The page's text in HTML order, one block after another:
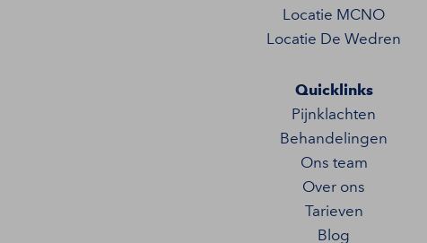
Locatie MCNO
Locatie De Wedren
Quicklinks
Pijnklachten
Behandelingen
Ons team
Over ons
Tarieven
Blog